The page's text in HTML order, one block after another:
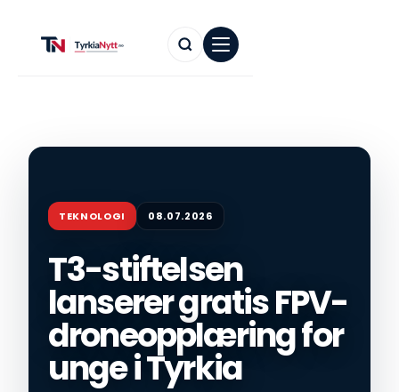
TEKNOLOGI 08.07.2026
T3-stiftelsen
lanserer gratis FPV-
droneopplæring for
unge i Tyrkia